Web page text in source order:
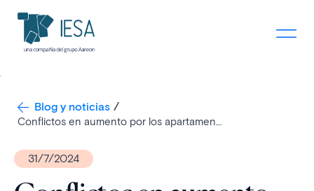
Blog y noticias
Conflictos en aumento por los apartamentos turísticos
31/7/2024